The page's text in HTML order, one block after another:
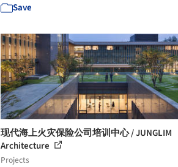
Save
现代海上火灾保险公司培训中心 / JUNGLIM
Architecture
Projects